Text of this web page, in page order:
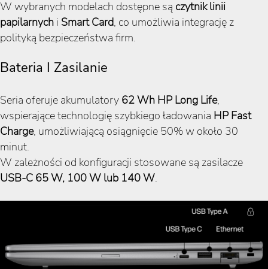
W wybranych modelach dostępne są czytnik linii
papilarnych i Smart Card, co umożliwia integrację z
polityką bezpieczeństwa firm.
Bateria I Zasilanie
Seria oferuje akumulatory 62 Wh HP Long Life,
wspierające technologię szybkiego ładowania HP Fast
Charge, umożliwiającą osiągnięcie 50% w około 30
minut.
W zależności od konfiguracji stosowane są zasilacze
USB-C 65 W, 100 W lub 140 W.